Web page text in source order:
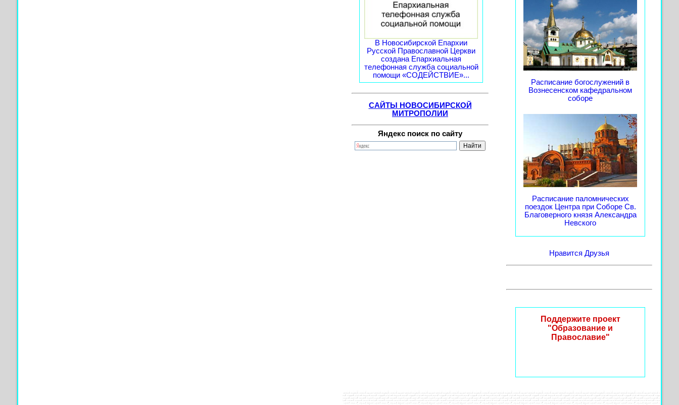
В Новосибирской Епархии
Русской Православной Церкви
создана Епархиальная
телефонная служба социальной
помощи «СОДЕЙСТВИЕ»...
САЙТЫ НОВОСИБИРСКОЙ
МИТРОПОЛИИ
Яндекс поиск по сайту
Расписание богослужений в
Вознесенском кафедральном
соборе
Расписание паломнических
поездок Центра при Соборе Св.
Благоверного князя Александра
Невского
Нравится Друзья
Поддержите проект
"Образование и
Православие"